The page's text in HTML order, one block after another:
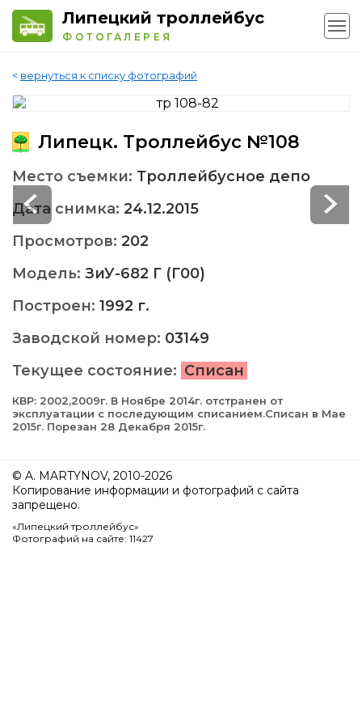
Липецкий троллейбус
ФОТОГАЛЕРЕЯ
< вернуться к списку фотографий
Липецк. Троллейбус №108
Место съемки: Троллейбусное депо
Дата снимка: 24.12.2015
Просмотров: 202
Модель: ЗиУ-682 Г (Г00)
Построен: 1992 г.
Заводской номер: 03149
Текущее состояние: Списан
КВР: 2002,2009г. В Ноябре 2014г. отстранен от
эксплуатации с последующим списанием.Списан в Мае
2015г. Порезан 28 Декабря 2015г.
© A. MARTYNOV, 2010-2026
Копирование информации и фотографий с сайта
запрещено.
«Липецкий троллейбус»
Фотографий на сайте: 11427